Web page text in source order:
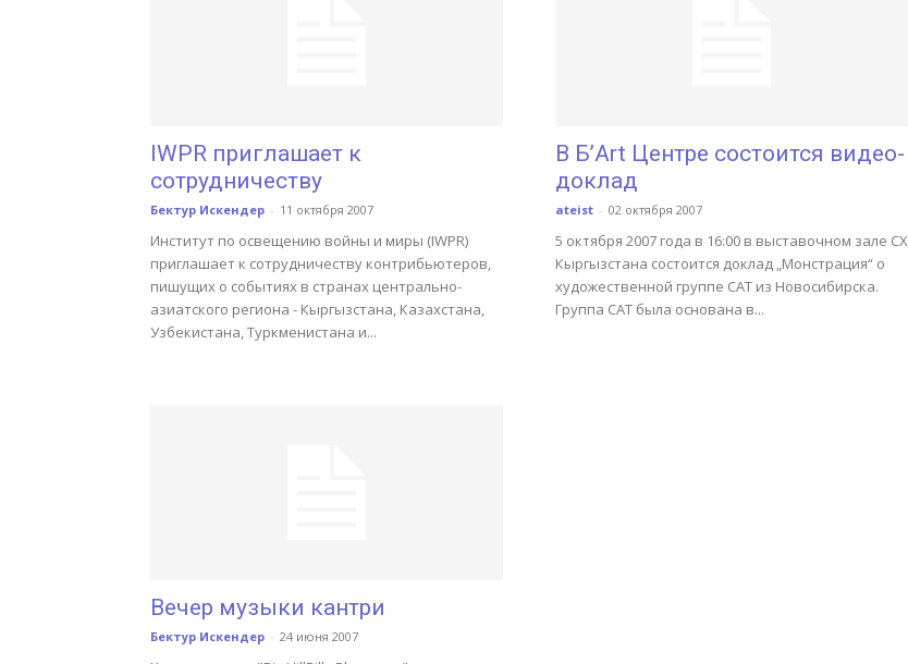
IWPR приглашает к
сотрудничеству
Бектур Искендер - 11 октября 2007
Институт по освещению войны и миры (IWPR)
приглашает к сотрудничеству контрибьютеров,
пишущих о событиях в странах центрально-
азиатского региона - Кыргызстана, Казахстана,
Узбекистана, Туркменистана и...
В Б’Art Центре состоится видео-
доклад
ateist - 02 октября 2007
5 октября 2007 года в 16:00 в выставочном зале СХ
Кыргызстана состоится доклад „Монстрация“ о
художественной группе САТ из Новосибирска.
Группа САТ была основана в...
Вечер музыки кантри
Бектур Искендер - 24 июня 2007